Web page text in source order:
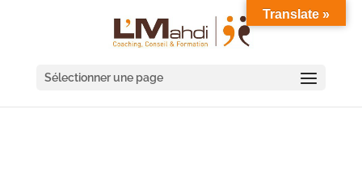
Sélectionner une page
Translate »